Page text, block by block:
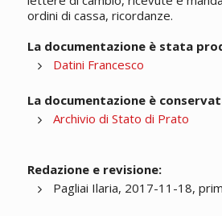
ordini di cassa, ricordanze.
La documentazione è stata
Datini Francesco
La documentazione è
Archivio di Stato di Prato
Redazione e revisione:
Pagliai Ilaria, 2017-11-18,